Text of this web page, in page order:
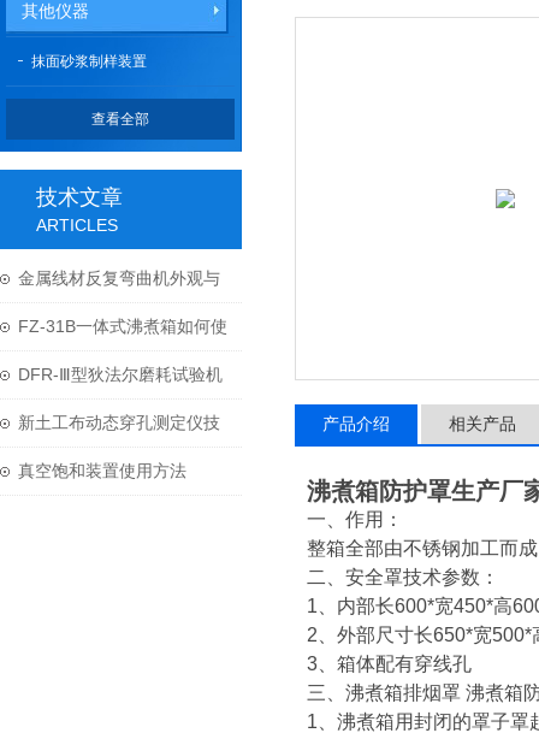
其他仪器
抹面砂浆制样装置
查看全部
技术文章
ARTICLES
金属线材反复弯曲机外观与
结构
FZ-31B一体式沸煮箱如何使
用与维护？
DFR-Ⅲ型狄法尔磨耗试验机
技术参数
新土工布动态穿孔测定仪技
术参数
真空饱和装置使用方法
产品介绍 相关产品
沸煮箱防护罩生产厂
一、作用：
整箱全部由不锈钢加工而
二、安全罩技术参数：
1、内部长600*宽450*高
2、外部尺寸长650*宽500*
3、箱体配有穿线孔
三、沸煮箱排烟罩 沸煮箱
1、沸煮箱用封闭的罩子罩